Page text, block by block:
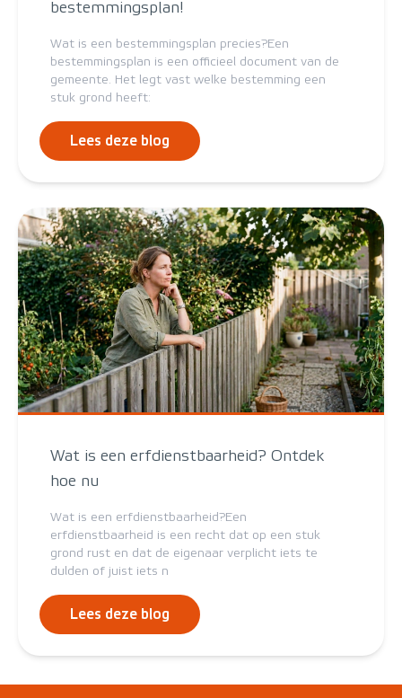
bestemmingsplan!
Wat is een bestemmingsplan precies?Een
bestemmingsplan is een officieel document van de
gemeente. Het legt vast welke bestemming een
stuk grond heeft:
Lees deze blog
Wat is een erfdienstbaarheid? Ontdek
hoe nu
Wat is een erfdienstbaarheid?Een
erfdienstbaarheid is een recht dat op een stuk
grond rust en dat de eigenaar verplicht iets te
dulden of juist iets n
Lees deze blog